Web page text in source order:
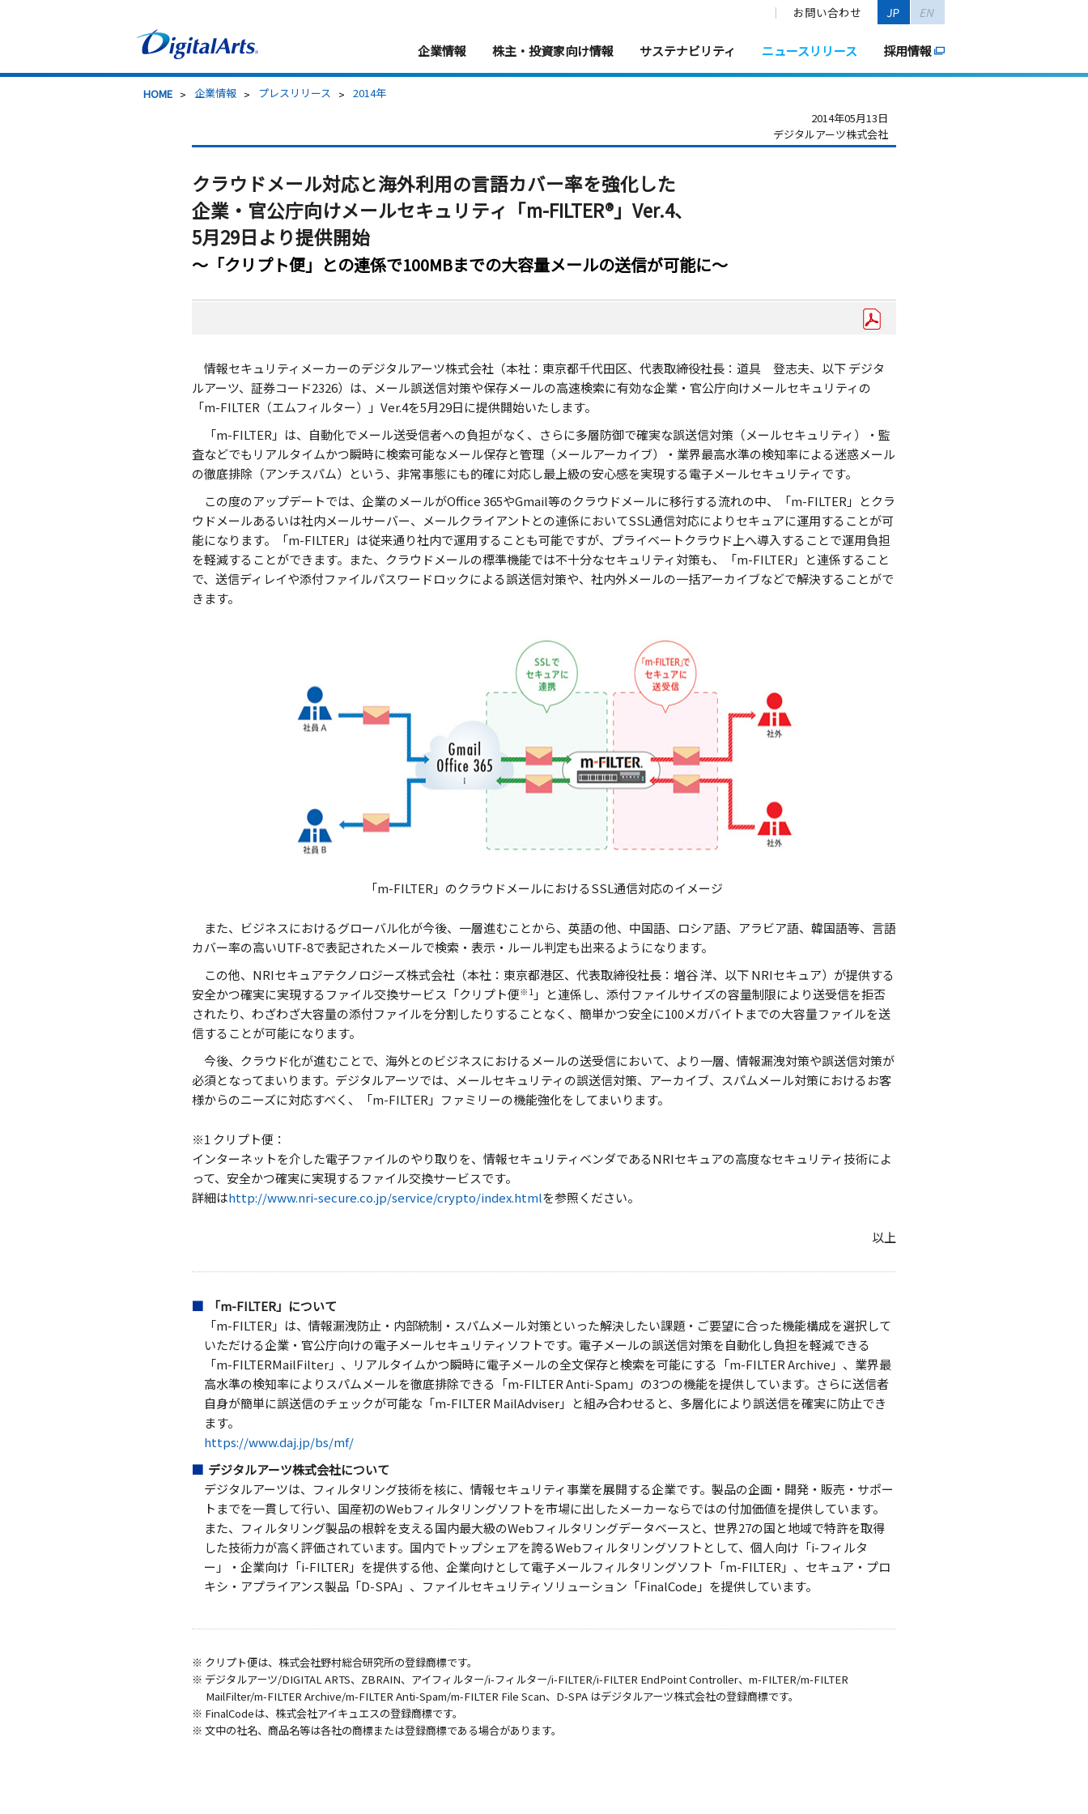
お問い合わせ JP EN
企業情報 株主・投資家向け情報 サステナビリティ ニュースリリース 採用情報
HOME 企業情報 プレスリリース
2014年
2014年05月13日
デジタルアーツ株式会社
クラウドメール対応と海外利用の言語カバー率を強化した
企業・官公庁向けメールセキュリティ「m-FILTER®」Ver.4、
5月29日より提供開始
～「クリプト便」との連係で100MBまでの大容量メールの送信が可能に～
情報セキュリティメーカーのデジタルアーツ株式会社（本社：東京都千代田区、代表取締役社長：道具 登志夫、以下 デジタ
ルアーツ、証券コード2326）は、メール誤送信対策や保存メールの高速検索に有効な企業・官公庁向けメールセキュリティの
「m-FILTER（エムフィルター）」Ver.4を5月29日に提供開始いたします。
「m-FILTER」は、自動化でメール送受信者への負担がなく、さらに多層防御で確実な誤送信対策（メールセキュリティ）・監
査などでもリアルタイムかつ瞬時に検索可能なメール保存と管理（メールアーカイブ）・業界最高水準の検知率による迷惑メール
の徹底排除（アンチスパム）という、非常事態にも的確に対応し最上級の安心感を実現する電子メールセキュリティです。
この度のアップデートでは、企業のメールがOffice 365やGmail等のクラウドメールに移行する流れの中、「m-FILTER」とクラ
ウドメールあるいは社内メールサーバー、メールクライアントとの連係においてSSL通信対応によりセキュアに運用することが可
能になります。「m-FILTER」は従来通り社内で運用することも可能ですが、プライベートクラウド上へ導入することで運用負担
を軽減することができます。また、クラウドメールの標準機能では不十分なセキュリティ対策も、「m-FILTER」と連係すること
で、送信ディレイや添付ファイルパスワードロックによる誤送信対策や、社内外メールの一括アーカイブなどで解決することがで
きます。
「m-FILTER」のクラウドメールにおけるSSL通信対応のイメージ
また、ビジネスにおけるグローバル化が今後、一層進むことから、英語の他、中国語、ロシア語、アラビア語、韓国語等、言語
カバー率の高いUTF-8で表記されたメールで検索・表示・ルール判定も出来るようになります。
この他、NRIセキュアテクノロジーズ株式会社（本社：東京都港区、代表取締役社長：増谷 洋、以下 NRIセキュア）が提供する
安全かつ確実に実現するファイル交換サービス「クリプト便※1 」と連係し、添付ファイルサイズの容量制限により送受信を拒否
されたり、わざわざ大容量の添付ファイルを分割したりすることなく、簡単かつ安全に100メガバイトまでの大容量ファイルを送
信することが可能になります。
今後、クラウド化が進むことで、海外とのビジネスにおけるメールの送受信において、より一層、情報漏洩対策や誤送信対策が
必須となってまいります。デジタルアーツでは、メールセキュリティの誤送信対策、アーカイブ、スパムメール対策におけるお客
様からのニーズに対応すべく、「m-FILTER」ファミリーの機能強化をしてまいります。
※1 クリプト便：
インターネットを介した電子ファイルのやり取りを、情報セキュリティベンダであるNRIセキュアの高度なセキュリティ技術によ
って、安全かつ確実に実現するファイル交換サービスです。
詳細はhttp://www.nri-secure.co.jp/service/crypto/index.htmlを参照ください。
以上
「m-FILTER」について
「m-FILTER」は、情報漏洩防止・内部統制・スパムメール対策といった解決したい課題・ご要望に合った機能構成を選択して
いただける企業・官公庁向けの電子メールセキュリティソフトです。電子メールの誤送信対策を自動化し負担を軽減できる
「m-FILTERMailFilter」、リアルタイムかつ瞬時に電子メールの全文保存と検索を可能にする「m-FILTER Archive」、業界最
高水準の検知率によりスパムメールを徹底排除できる「m-FILTER Anti-Spam」の3つの機能を提供しています。さらに送信者
自身が簡単に誤送信のチェックが可能な「m-FILTER MailAdviser」と組み合わせると、多層化により誤送信を確実に防止でき
ます。
https://www.daj.jp/bs/mf/
デジタルアーツ株式会社について
デジタルアーツは、フィルタリング技術を核に、情報セキュリティ事業を展開する企業です。製品の企画・開発・販売・サポー
トまでを一貫して行い、国産初のWebフィルタリングソフトを市場に出したメーカーならではの付加価値を提供しています。
また、フィルタリング製品の根幹を支える国内最大級のWebフィルタリングデータベースと、世界27の国と地域で特許を取得
した技術力が高く評価されています。国内でトップシェアを誇るWebフィルタリングソフトとして、個人向け「i-フィルタ
ー」・企業向け「i-FILTER」を提供する他、企業向けとして電子メールフィルタリングソフト「m-FILTER」、セキュア・プロ
キシ・アプライアンス製品「D-SPA」、ファイルセキュリティソリューション「FinalCode」を提供しています。
※ クリプト便は、株式会社野村総合研究所の登録商標です。
※ デジタルアーツ/DIGITAL ARTS、ZBRAIN、アイフィルター/i-フィルター/i-FILTER/i-FILTER EndPoint Controller、m-FILTER/m-FILTER
MailFilter/m-FILTER Archive/m-FILTER Anti-Spam/m-FILTER File Scan、D-SPA はデジタルアーツ株式会社の登録商標です。
※ FinalCodeは、株式会社アイキュエスの登録商標です。
※ 文中の社名、商品名等は各社の商標または登録商標である場合があります。